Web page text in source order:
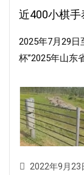
近400小棋手
2025年7月29日
杯”2025年山东
2022年9月23